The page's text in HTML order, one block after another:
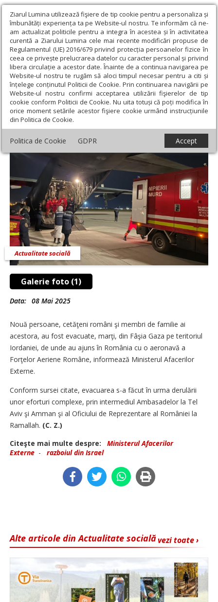
Ziarul Lumina utilizează fişiere de tip cookie pentru a personaliza și
îmbunătăți experiența ta pe Website-ul nostru. Te informăm că ne-
am actualizat politicile pentru a integra în acestea și în activitatea
curentă a Ziarului Lumina cele mai recente modificări propuse de
Regulamentul (UE) 2016/679 privind protecția persoanelor fizice în
ceea ce privește prelucrarea datelor cu caracter personal și privind
libera circulație a acestor date. Înainte de a continua navigarea pe
Website-ul nostru te rugăm să aloci timpul necesar pentru a citi și
înțelege conținutul Politicii de Cookie. Prin continuarea navigării pe
Website-ul nostru confirmi acceptarea utilizării fişierelor de tip
cookie conform Politicii de Cookie. Nu uita totuși că poți modifica în
orice moment setările acestor fişiere cookie urmând instrucțiunile
din Politica de Cookie.
Politica de Cookie GDPR Accept
Ziarul Lumina › Societate › Actualitate socială › Cetățeni români
evacuați din Gaza
Cetățeni români evacuați din Gaza
Galerie foto (1)
Actualitate socială
Data: 08 Mai 2025
Nouă persoane, cetăţeni români şi membri de familie ai
acestora, au fost evacuate, marţi, din Fâşia Gaza pe teritoriul
Iordaniei, de unde au ajuns în România cu o aeronavă a
Forţelor Aeriene Române, informează Ministerul Afacerilor
Externe.
Conform sursei citate, evacuarea s-a făcut în urma derulării
unor eforturi complexe, prin intermediul Ambasadelor la Tel
Aviv şi Amman şi al Oficiului de Reprezentare al României la
Ramallah. (C. Z.)
Citeşte mai multe despre:
Ministerul Afacerilor
Externe - razboiul din Israel
vezi toate ›
Alte articole din Actualitate socială